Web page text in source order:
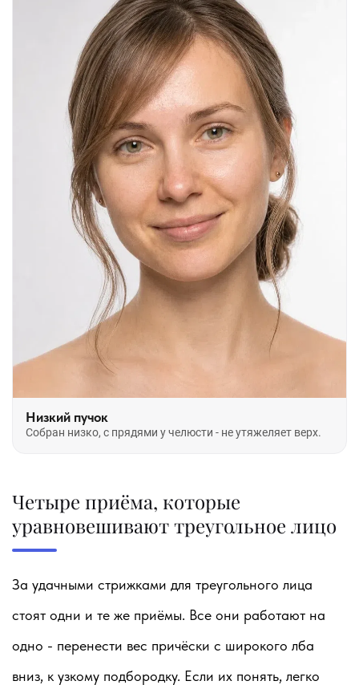
Низкий пучок
Собран низко, с прядями у челюсти - не утяжеляет верх.
Четыре приёма, которые
уравновешивают треугольное лицо
За удачными стрижками для треугольного лица
стоят одни и те же приёмы. Все они работают на
одно - перенести вес причёски с широкого лба
вниз, к узкому подбородку. Если их понять, легко